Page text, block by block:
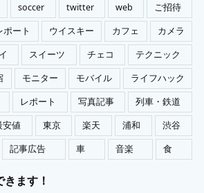
soccer twitter web
ご招待
ポート ウイスキー カフェ
カメラ
スイーツ チェコ
テクニック
モニター モバイル
ライフハック
レポート 写真記事
列車・鉄道
安値 東京 楽天 浦和
渋谷
記事広告 車 音楽 食
ます！